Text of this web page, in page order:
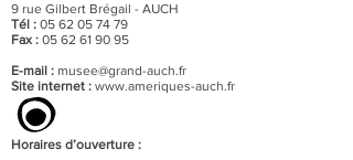
9 rue Gilbert Brégail - AUCH
Tél : 05 62 05 74 79
Fax : 05 62 61 90 95
E-mail : musee@grand-auch.fr
Site internet : www.ameriques-auch.fr
Horaires d’ouverture :